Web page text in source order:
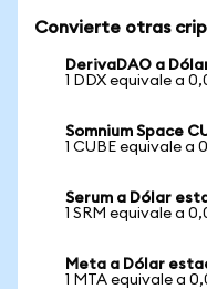
Convierte otras
DerivaDAO a
1 DDX equivale a
Somnium Space
1 CUBE equivale a
Serum a Dólar
1 SRM equivale a
Meta a Dólar
1 MTA equivale a